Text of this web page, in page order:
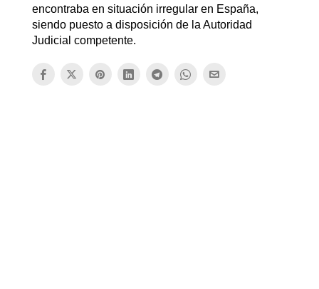
encontraba en situación irregular en España,
siendo puesto a disposición de la Autoridad
Judicial competente.